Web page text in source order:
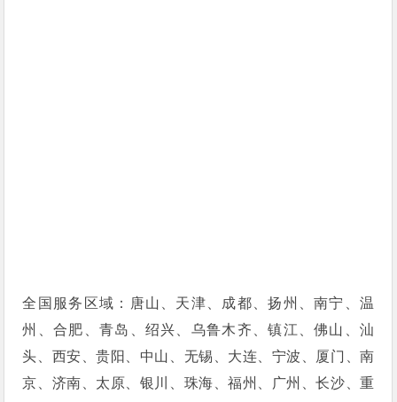
全国服务区域：唐山、天津、成都、扬州、南宁、温
州、合肥、青岛、绍兴、乌鲁木齐、镇江、佛山、汕
头、西安、贵阳、中山、无锡、大连、宁波、厦门、南
京、济南、太原、银川、珠海、福州、广州、长沙、重